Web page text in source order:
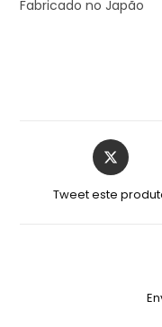
Fabricado no Japão
Tweet este